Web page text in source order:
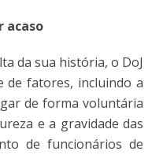
acaso
da sua história, o DoJ
de fatores, incluindo a
de forma voluntária
e a gravidade das
de funcionários de